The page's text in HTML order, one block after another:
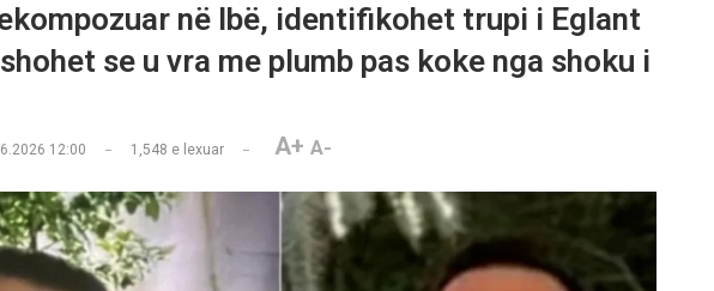
në Ibë, identifikohet trupi i Eglant
se u vra me plumb pas koke nga shoku i
12:00 1,548 e lexuar A+ A-